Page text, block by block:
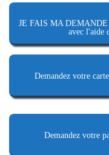
JE FAIS MA
avec l'aide
Demandez votre
Demandez votre